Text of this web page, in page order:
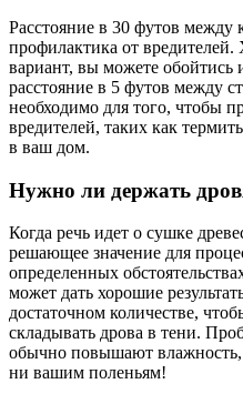
Расстояние в 30 футов
профилактика от
вариант, вы можете
расстояние в 5 футов между
необходимо для того, чтобы
вредителей, таких как
в ваш дом.
Нужно ли держать
Когда речь идет о сушке
решающее значение для
определенных
может дать хорошие
достаточном количестве,
складывать дрова в тени.
обычно повышают влажность,
ни вашим поленьям!